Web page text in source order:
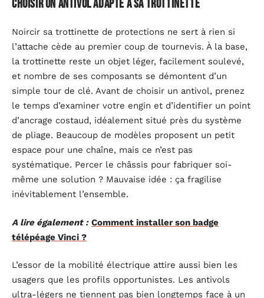
Choisir un antivol adapté à sa trottinette
Noircir sa trottinette de protections ne sert à rien si
l’attache cède au premier coup de tournevis. À la base,
la trottinette reste un objet léger, facilement soulevé,
et nombre de ses composants se démontent d’un
simple tour de clé. Avant de choisir un antivol, prenez
le temps d’examiner votre engin et d’identifier un point
d’ancrage costaud, idéalement situé près du système
de pliage. Beaucoup de modèles proposent un petit
espace pour une chaîne, mais ce n’est pas
systématique. Percer le châssis pour fabriquer soi-
même une solution ? Mauvaise idée : ça fragilise
inévitablement l’ensemble.
A lire également : Comment installer son badge
télépéage Vinci ?
L’essor de la mobilité électrique attire aussi bien les
usagers que les profils opportunistes. Les antivols
ultra-légers ne tiennent pas bien longtemps face à un